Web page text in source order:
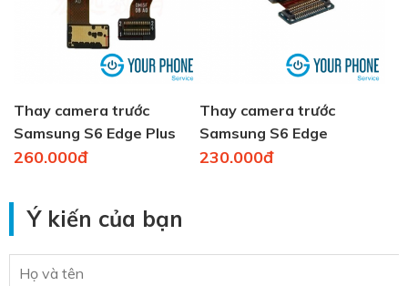
Thay camera trước
Samsung S6 Edge Plus
260.000đ
Thay camera trước
Samsung S6 Edge
230.000đ
Ý kiến của bạn